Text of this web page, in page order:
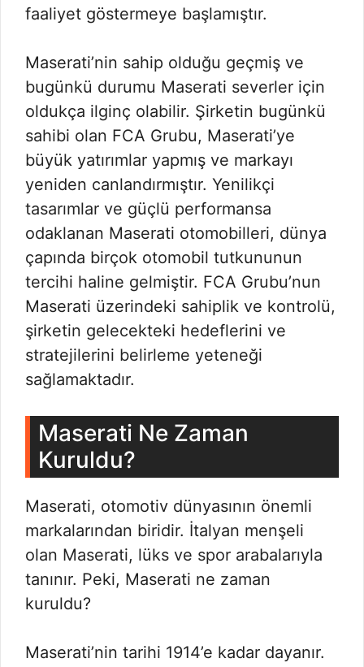
faaliyet göstermeye başlamıştır.
Maserati’nin sahip olduğu geçmiş ve
bugünkü durumu Maserati severler için
oldukça ilginç olabilir. Şirketin bugünkü
sahibi olan FCA Grubu, Maserati’ye
büyük yatırımlar yapmış ve markayı
yeniden canlandırmıştır. Yenilikçi
tasarımlar ve güçlü performansa
odaklanan Maserati otomobilleri, dünya
çapında birçok otomobil tutkununun
tercihi haline gelmiştir. FCA Grubu’nun
Maserati üzerindeki sahiplik ve kontrolü,
şirketin gelecekteki hedeflerini ve
stratejilerini belirleme yeteneği
sağlamaktadır.
Maserati Ne Zaman
Kuruldu?
Maserati, otomotiv dünyasının önemli
markalarından biridir. İtalyan menşeli
olan Maserati, lüks ve spor arabalarıyla
tanınır. Peki, Maserati ne zaman
kuruldu?
Maserati’nin tarihi 1914’e kadar dayanır.